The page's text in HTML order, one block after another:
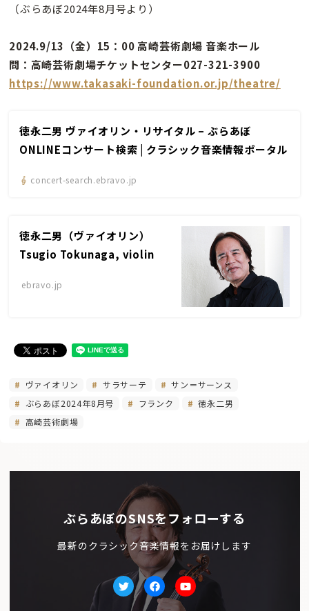
（ぶらあぼ2024年8月号より）
2024.9/13（金）15：00 高崎芸術劇場 音楽ホール
問：高崎芸術劇場チケットセンター027-321-3900
https://www.takasaki-foundation.or.jp/theatre/
徳永二男 ヴァイオリン・リサイタル – ぶらあぼ
ONLINEコンサート検索 | クラシック音楽情報ポータル
concert-search.ebravo.jp
徳永二男（ヴァイオリン）
Tsugio Tokunaga, violin
ebravo.jp
ヴァイオリン サラサーテ
サン＝サーンス
ぶらあぼ2024年8月号
フランク
徳永二男
高崎芸術劇場
ぶらあぼのSNSをフォローする
最新のクラシック音楽情報をお届けします
TwitterfacebookYoutube